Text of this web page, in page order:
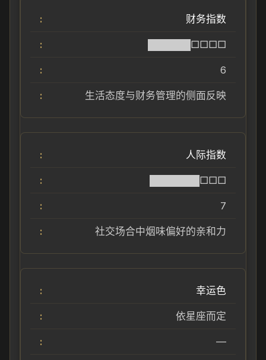
财务指数
██████□□□□
6
生活态度与财务管理的侧面反映
人际指数
███████□□□
7
社交场合中烟味偏好的亲和力
幸运色
依星座而定
—